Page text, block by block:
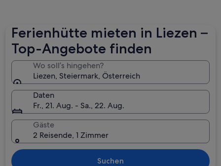
Ferienhütte mieten in Liezen –
Top-Angebote finden
Wo soll’s hingehen?
Liezen, Steiermark, Österreich
Daten
Fr., 21. Aug. - Sa., 22. Aug.
Gäste
2 Reisende, 1 Zimmer
Suchen